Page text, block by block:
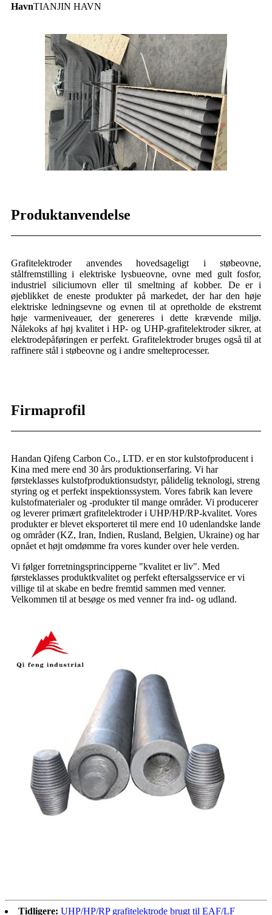
HavnTIANJIN HAVN
Produktanvendelse
Grafitelektroder anvendes hovedsageligt i støbeovne,
stålfremstilling i elektriske lysbueovne, ovne med gult fosfor,
industriel siliciumovn eller til smeltning af kobber. De er i
øjeblikket de eneste produkter på markedet, der har den høje
elektriske ledningsevne og evnen til at opretholde de ekstremt
høje varmeniveauer, der genereres i dette krævende miljø.
Nålekoks af høj kvalitet i HP- og UHP-grafitelektroder sikrer, at
elektrodepåføringen er perfekt. Grafitelektroder bruges også til at
raffinere stål i støbeovne og i andre smelteprocesser.
Firmaprofil
Handan Qifeng Carbon Co., LTD. er en stor kulstofproducent i
Kina med mere end 30 års produktionserfaring. Vi har
førsteklasses kulstofproduktionsudstyr, pålidelig teknologi, streng
styring og et perfekt inspektionssystem. Vores fabrik kan levere
kulstofmaterialer og -produkter til mange områder. Vi producerer
og leverer primært grafitelektroder i UHP/HP/RP-kvalitet. Vores
produkter er blevet eksporteret til mere end 10 udenlandske lande
og områder (KZ, Iran, Indien, Rusland, Belgien, Ukraine) og har
opnået et højt omdømme fra vores kunder over hele verden.
Vi følger forretningsprincipperne "kvalitet er liv". Med
førsteklasses produktkvalitet og perfekt eftersalgsservice er vi
villige til at skabe en bedre fremtid sammen med venner.
Velkommen til at besøge os med venner fra ind- og udland.
Tidligere: UHP/HP/RP grafitelektrode brugt til EAF/LF